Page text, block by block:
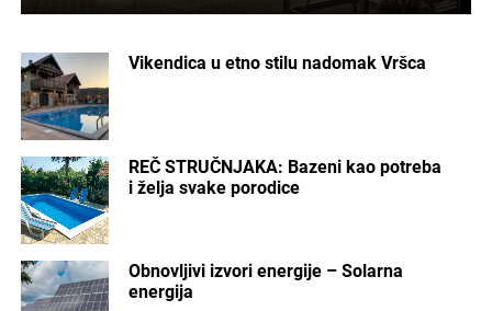
Vikendica u etno stilu nadomak Vršca
REČ STRUČNJAKA: Bazeni kao potreba
i želja svake porodice
Obnovljivi izvori energije – Solarna
energija